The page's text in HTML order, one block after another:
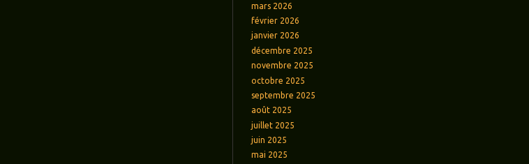
mars 2026
février 2026
janvier 2026
décembre 2025
novembre 2025
octobre 2025
septembre 2025
août 2025
juillet 2025
juin 2025
mai 2025